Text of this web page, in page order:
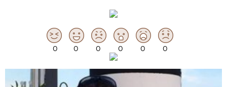
0 0 0 0 0 0